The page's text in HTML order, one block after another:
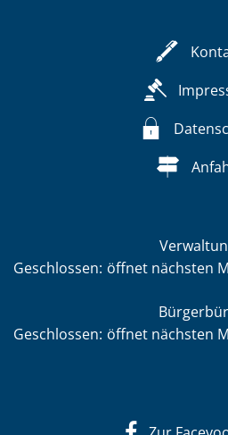
Klicken, um weitere Öffnungs-
Geschlossen: öffnet nächsten
Klicken, um weitere Öffnungs-
Geschlossen: öffnet nächsten